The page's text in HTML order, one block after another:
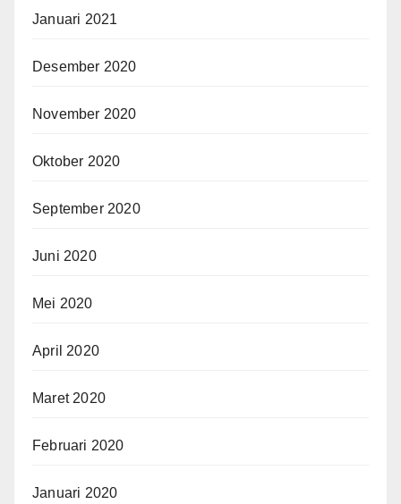
Januari 2021
Desember 2020
November 2020
Oktober 2020
September 2020
Juni 2020
Mei 2020
April 2020
Maret 2020
Februari 2020
Januari 2020